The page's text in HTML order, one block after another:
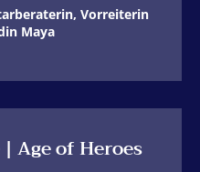
Vorreiterin
Maya
Age of Heroes